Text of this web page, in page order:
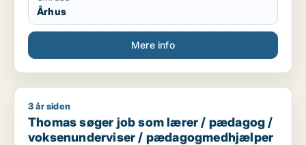
Århus
Mere info
Thomas søger job som lærer / pædagog /
3 år siden
Thomas søger job som lærer / pædagog /
voksenunderviser / pædagogmedhjælper